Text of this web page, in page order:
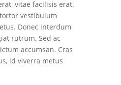
vitae facilisis erat.
vestibulum
Donec interdum
rutrum. Sed ac
accumsan. Cras
id viverra metus